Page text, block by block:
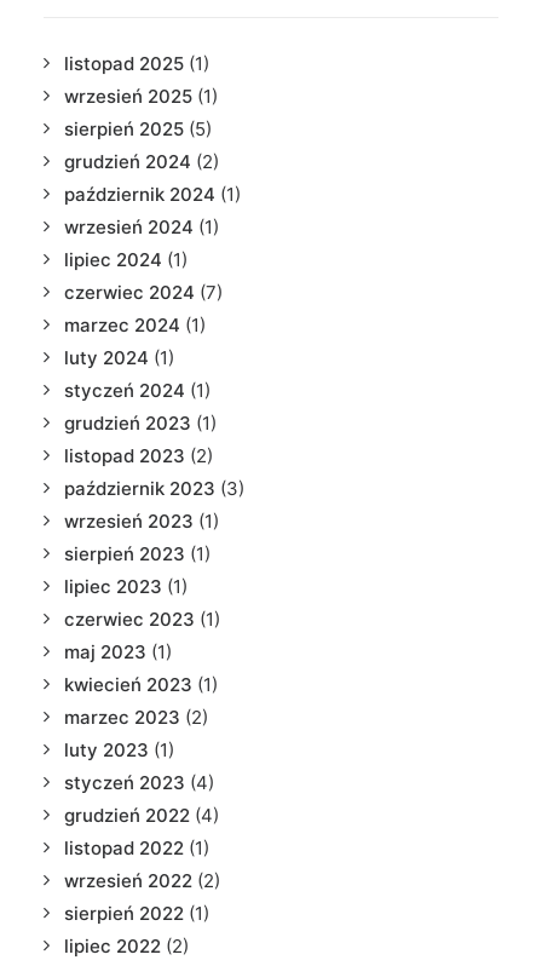
listopad 2025 (1)
wrzesień 2025 (1)
sierpień 2025 (5)
grudzień 2024 (2)
październik 2024 (1)
wrzesień 2024 (1)
lipiec 2024 (1)
czerwiec 2024 (7)
marzec 2024 (1)
luty 2024 (1)
styczeń 2024 (1)
grudzień 2023 (1)
listopad 2023 (2)
październik 2023 (3)
wrzesień 2023 (1)
sierpień 2023 (1)
lipiec 2023 (1)
czerwiec 2023 (1)
maj 2023 (1)
kwiecień 2023 (1)
marzec 2023 (2)
luty 2023 (1)
styczeń 2023 (4)
grudzień 2022 (4)
listopad 2022 (1)
wrzesień 2022 (2)
sierpień 2022 (1)
lipiec 2022 (2)